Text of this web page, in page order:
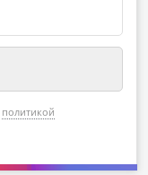
политикой